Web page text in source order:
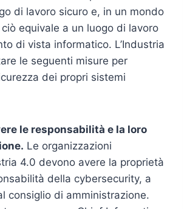
di lavoro sicuro e, in un mondo
equivale a un luogo di lavoro
di vista informatico. L’Industria
le seguenti misure per
dei propri sistemi
le responsabilità e la loro
Le organizzazioni
4.0 devono avere la proprietà
della cybersecurity, a
consiglio di amministrazione.